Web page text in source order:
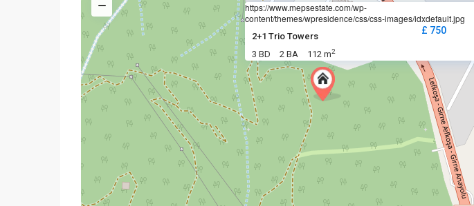
https://www.mepsestate.com/wp-
content/themes/wpresidence/css/css-images/idxdefault.jpg
2+1 Trio Towers
£ 750
3 BD 2 BA 112 m2